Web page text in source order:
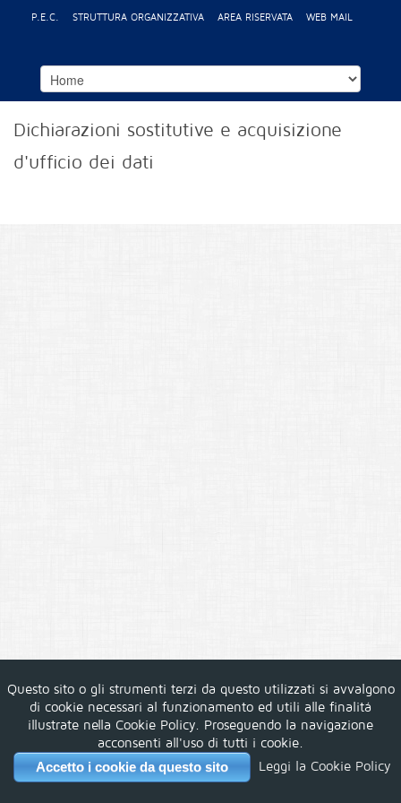
P.E.C. STRUTTURA ORGANIZZATIVA AREA RISERVATA WEB MAIL
Dichiarazioni sostitutive e acquisizione
d'ufficio dei dati
Questo sito o gli strumenti terzi da questo utilizzati si avvalgono
di cookie necessari al funzionamento ed utili alle finalitá
illustrate nella Cookie Policy. Proseguendo la navigazione
acconsenti all'uso di tutti i cookie.
Accetto i cookie da questo sito Leggi la Cookie Policy